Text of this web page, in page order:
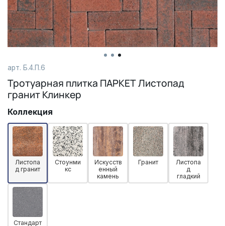
арт. Б.4.П.6
Тротуарная плитка ПАРКЕТ Листопад
гранит Клинкер
Коллекция
Листопа
д гранит
Стоунми
кс
Искусств
енный
камень
Гранит
Листопа
д
гладкий
Стандарт